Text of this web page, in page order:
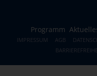
Programm
IMPRESSUM AGB